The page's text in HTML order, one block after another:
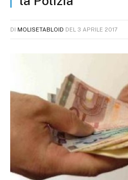
DI MOLISETABLOID DEL 3 APRILE 2017